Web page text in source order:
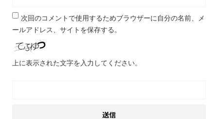
次回のコメントで使用するためブラウザーに自分の名前、メ
ールアドレス、サイトを保存する。
上に表示された文字を入力してください。